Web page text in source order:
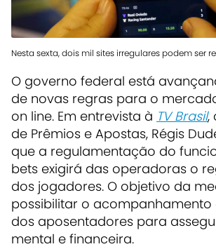
Nesta sexta, dois mil sites irregulares podem ser
O governo federal está
de novas regras para o
on line. Em entrevista à TV Brasil,
de Prêmios e Apostas, Régis
que a regulamentação do
bets exigirá das operadoras o
dos jogadores. O objetivo da
possibilitar o acompanhamento
dos aposentadores para
mental e financeira.